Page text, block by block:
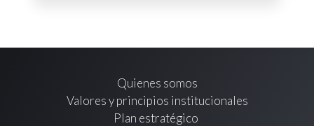
Quienes somos
Valores y principios institucionales
Plan estratégico